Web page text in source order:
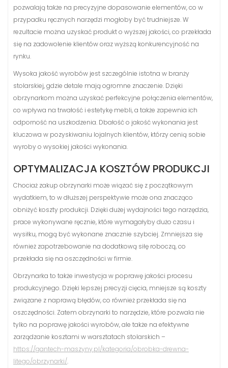
pozwalają także na precyzyjne dopasowanie elementów, co w
przypadku ręcznych narzędzi mogłoby być trudniejsze. W
rezultacie można uzyskać produkt o wyższej jakości, co przekłada
się na zadowolenie klientów oraz wyższą konkurencyjność na
rynku.
Wysoka jakość wyrobów jest szczególnie istotna w branży
stolarskiej, gdzie detale mają ogromne znaczenie. Dzięki
obrzynarkom można uzyskać perfekcyjne połączenia elementów,
co wpływa na trwałość i estetykę mebli, a także zapewnia ich
odporność na uszkodzenia. Dbałość o jakość wykonania jest
kluczowa w pozyskiwaniu lojalnych klientów, którzy cenią sobie
wyroby o wysokiej jakości wykonania.
OPTYMALIZACJA KOSZTÓW PRODUKCJI
Chociaż zakup obrzynarki może wiązać się z początkowym
wydatkiem, to w dłuższej perspektywie może ona znacząco
obniżyć koszty produkcji. Dzięki dużej wydajności tego narzędzia,
prace wykonywane ręcznie, które wymagałyby dużo czasu i
wysiłku, mogą być wykonane znacznie szybciej. Zmniejsza się
również zapotrzebowanie na dodatkową siłę roboczą, co
przekłada się na oszczędności w firmie.
Obrzynarka to także inwestycja w poprawę jakości procesu
produkcyjnego. Dzięki lepszej precyzji cięcia, mniejsze są koszty
związane z naprawą błędów, co również przekłada się na
oszczędności. Zatem obrzynarki to narzędzie, które pozwala nie
tylko na poprawę jakości wyrobów, ale także na efektywne
zarządzanie kosztami w warsztatach stolarskich –
https://gantech-maszyny.pl/kategoria/obrobka-drewna-
litego/obrzynarki/.